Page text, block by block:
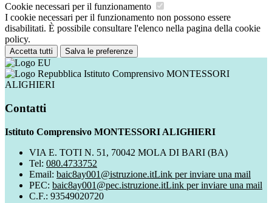
Cookie necessari per il funzionamento
I cookie necessari per il funzionamento non possono essere
disabilitati. È possibile consultare l'elenco nella pagina della cookie
policy.
Accetta tutti Salva le preferenze
Istituto Comprensivo MONTESSORI
ALIGHIERI
Contatti
Istituto Comprensivo MONTESSORI ALIGHIERI
VIA E. TOTI N. 51, 70042 MOLA DI BARI (BA)
Tel: 080.4733752
Email: baic8ay001@istruzione.itLink per inviare una mail
PEC: baic8ay001@pec.istruzione.itLink per inviare una mail
C.F.: 93549020720